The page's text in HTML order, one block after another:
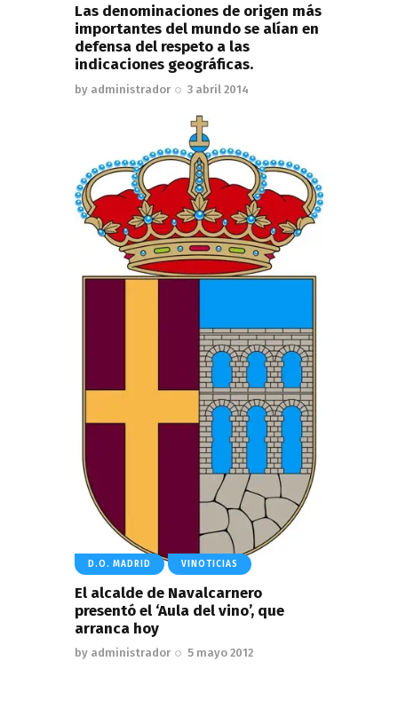
Las denominaciones de origen más
importantes del mundo se alían en
defensa del respeto a las
indicaciones geográficas.
by administrador 3 abril 2014
D.O. MADRID VINOTICIAS
El alcalde de Navalcarnero
presentó el ‘Aula del vino’, que
arranca hoy
by administrador 5 mayo 2012